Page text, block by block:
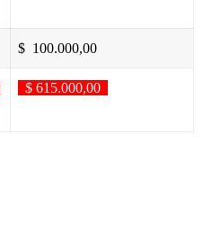
$ 100.000,00
$ 615.000,00